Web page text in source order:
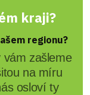
kraji?
regionu?
vám zašleme
na míru
osloví ty